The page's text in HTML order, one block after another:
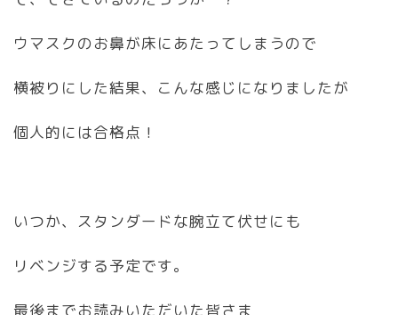
ウマスクのお鼻が床にあたってしまうので
横被りにした結果、こんな感じになりましたが
個人的には合格点！
いつか、スタンダードな腕立て伏せにも
リベンジする予定です。
最後までお読みいただいた皆さま